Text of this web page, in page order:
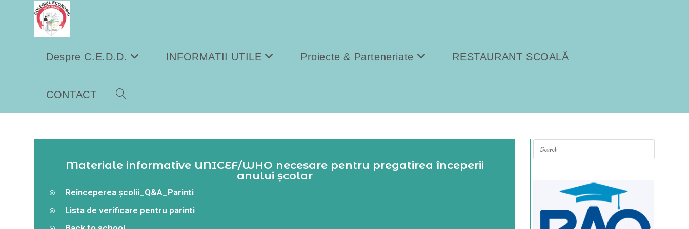
Despre C.E.D.D. INFORMATII UTILE Proiecte & Parteneriate RESTAURANT SCOALĂ
CONTACT
Materiale informative UNICEF/WHO necesare pentru pregatirea începerii
anului școlar
Reînceperea școlii_Q&A_Parinti
Lista de verificare pentru parinti